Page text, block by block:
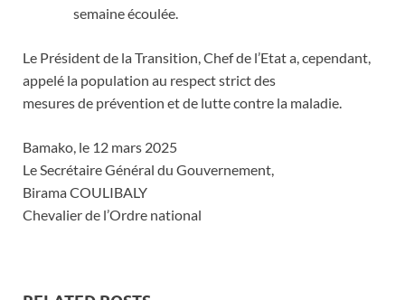
semaine écoulée.
Le Président de la Transition, Chef de l’Etat a, cependant,
appelé la population au respect strict des
mesures de prévention et de lutte contre la maladie.
Bamako, le 12 mars 2025
Le Secrétaire Général du Gouvernement,
Birama COULIBALY
Chevalier de l’Ordre national